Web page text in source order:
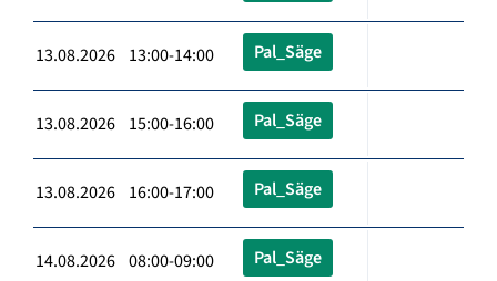
13.08.2026 13:00-14:00 Pal_Säge
13.08.2026 15:00-16:00 Pal_Säge
13.08.2026 16:00-17:00 Pal_Säge
14.08.2026 08:00-09:00 Pal_Säge